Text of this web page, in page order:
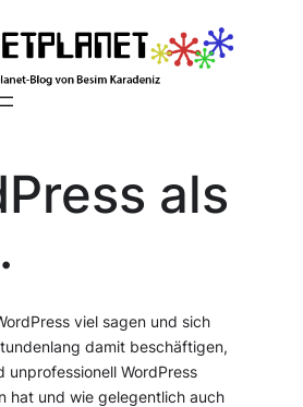
als
viel sagen und sich
damit beschäftigen,
unprofessionell WordPress
hat und wie gelegentlich auch